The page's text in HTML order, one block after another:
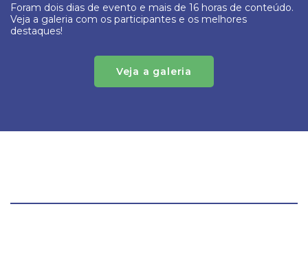
Foram dois dias de evento e mais de 16 horas de conteúdo.
Veja a galeria com os participantes e os melhores
destaques!
Veja a galeria